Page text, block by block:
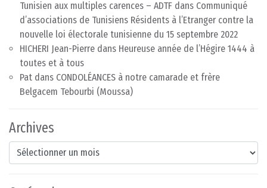
Tunisien aux multiples carences – ADTF dans Communiqué
d’associations de Tunisiens Résidents à l’Etranger contre la
nouvelle loi électorale tunisienne du 15 septembre 2022
HICHERI Jean-Pierre dans Heureuse année de l’Hégire 1444 à
toutes et à tous
Pat dans CONDOLÉANCES à notre camarade et frère
Belgacem Tebourbi (Moussa)
Archives
Archives